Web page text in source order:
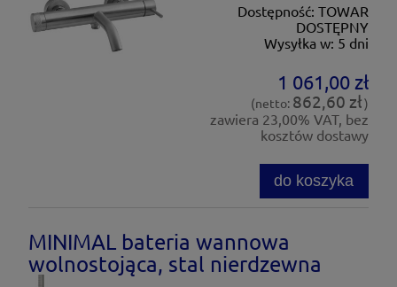
Dostępność: TOWAR
DOSTĘPNY
Wysyłka w: 5 dni
1 061,00 zł
(netto: 862,60 zł)
zawiera 23,00% VAT, bez
kosztów dostawy
do koszyka
MINIMAL bateria wannowa
wolnostojąca, stal nierdzewna